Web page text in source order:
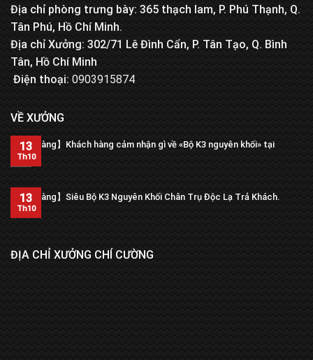
Địa chỉ phòng trưng bày: 365 thạch lam, P. Phú Thạnh, Q.
Tân Phú, Hồ Chí Minh.
Địa chỉ Xưởng: 302/71 Lê Đình Cẩn, P. Tân Tạo, Q. Bình
Tân, Hồ Chí Minh
Điện thoại:0903915874
VỀ XƯỞNG
【Trả hàng】Khách hàng cảm nhận gì về «Bộ K3 nguyên khối» tại
xưởng?
13
Th10
【Trả hàng】Siêu Bộ K3 Nguyên Khối Chân Trụ Độc Lạ Trả Khách.
13
Th10
ĐỊA CHỈ XƯỞNG CHÍ CƯỜNG